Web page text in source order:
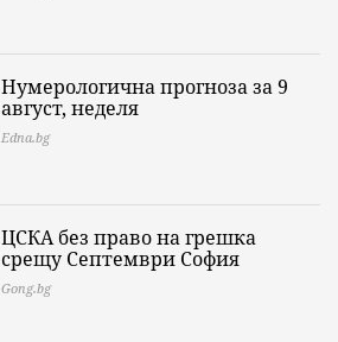
Нумерологична прогноза за 9
август, неделя
Edna.bg
ЦСКА без право на грешка
срещу Септември София
Gong.bg